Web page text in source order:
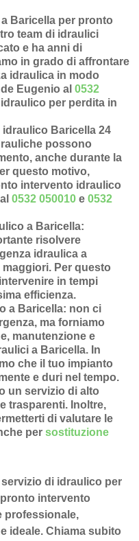
Baricella per pronto
team di idraulici
e ha anni di
in grado di affrontare
idraulica in modo
Eugenio al0532
per perdita in
Baricella 24
possono
anche durante la
questo motivo,
intervento idraulico
al0532 050010 e0532
a Baricella:
risolvere
idraulica a
Per questo
intempi
efficienza.
a Baricella: non ci
, ma forniamo
, manutenzione e
a Baricella. In
che il tuo impianto
e duri nel tempo.
unservizio di alto
trasparenti. Inoltre,
di valutare le
persostituzione
di idraulico per
intervento
professionale,
ideale. Chiama subito